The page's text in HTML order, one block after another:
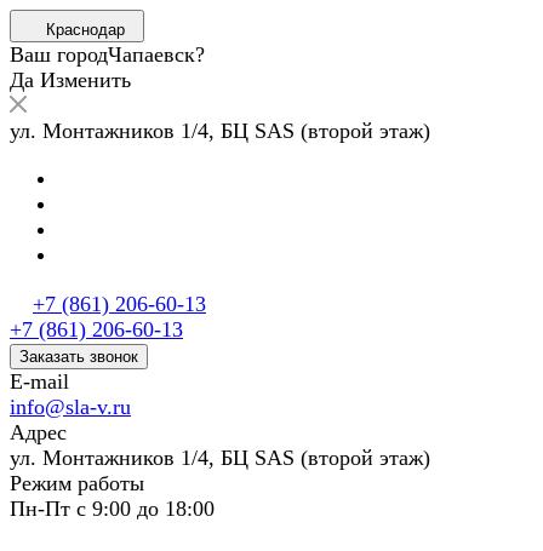
Краснодар
Ваш городЧапаевск?
Да Изменить
ул. Монтажников 1/4, БЦ SAS (второй этаж)
+7 (861) 206-60-13
+7 (861) 206-60-13
Заказать звонок
E-mail
info@sla-v.ru
Адрес
ул. Монтажников 1/4, БЦ SAS (второй этаж)
Режим работы
Пн-Пт с 9:00 до 18:00